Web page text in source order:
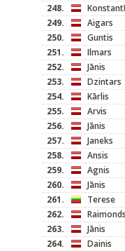
248.
249.
Aigars
250.
Guntis
251.
Ilmars
252.
Jānis
253.
Dzintars
254.
Kārlis
255.
Arvis
256.
Jānis
257.
Janeks
258.
Ansis
259.
Agnis
260.
Jānis
261.
Terese
262.
Raimonds
263.
Jānis
264.
Dainis